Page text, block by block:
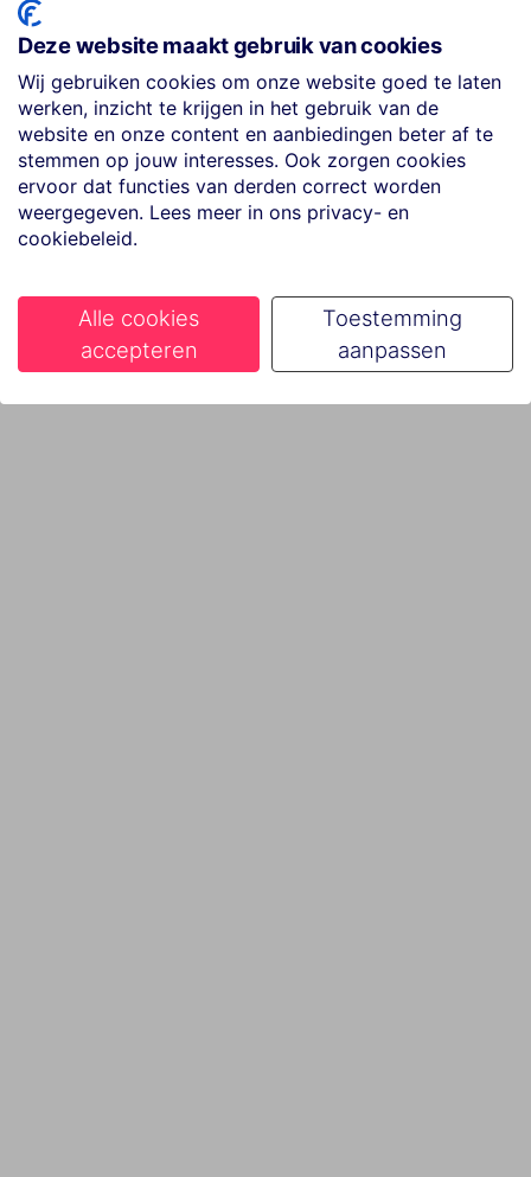
Deze website maakt gebruik van cookies
Wij gebruiken cookies om onze website goed te laten
werken, inzicht te krijgen in het gebruik van de
website en onze content en aanbiedingen beter af te
stemmen op jouw interesses. Ook zorgen cookies
ervoor dat functies van derden correct worden
weergegeven. Lees meer in ons privacy- en
cookiebeleid.
Alle cookies
accepteren
Toestemming
aanpassen